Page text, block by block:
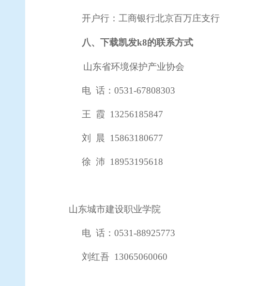
开户行：工商银行北京百万庄支行
八、下载凯发k8的联系方式
山东省环境保护产业协会
电 话：0531-67808303
王 霞 13256185847
刘 晨 15863180677
徐 沛 18953195618
山东城市建设职业学院
电 话：0531-88925773
刘红吾 13065060060